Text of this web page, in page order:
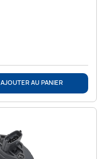
AJOUTER AU PANIER